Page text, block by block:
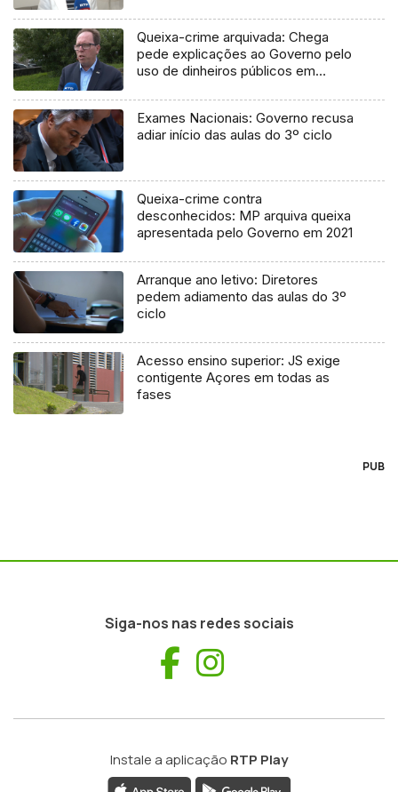
Queixa-crime arquivada: Chega
pede explicações ao Governo pelo
uso de dinheiros públicos em
Exames Nacionais: Governo recusa
adiar início das aulas do 3º ciclo
Queixa-crime contra
desconhecidos: MP arquiva queixa
apresentada pelo Governo em 2021
Arranque ano letivo: Diretores
pedem adiamento das aulas do 3º
ciclo
Acesso ensino superior: JS exige
contigente Açores em todas as
fases
PUB
Siga-nos nas redes sociais
Facebook
Instale a aplicação RTP Play